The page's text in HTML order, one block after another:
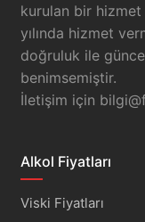
kurulan bir
yılında hizmet
doğruluk ile
benimsemiştir.
İletişim için
Alkol Fiyatları
Viski Fiyatları